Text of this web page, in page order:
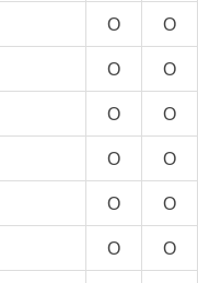
O O
O O
O O
O O
O O
O O